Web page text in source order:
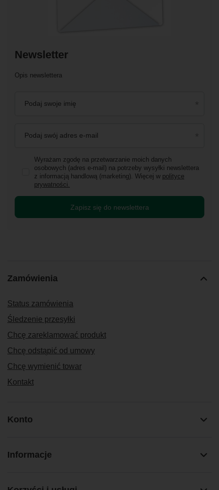
Newsletter
Opis newslettera
Podaj swoje imię
Podaj swój adres e-mail
Wyrażam zgodę na przetwarzanie moich danych
osobowych (adres e-mail) na potrzeby wysyłki newslettera
z informacją handlową (marketing). Więcej w polityce
prywatności.
Zapisz się do newslettera
Zamówienia
Status zamówienia
Śledzenie przesyłki
Chcę zareklamować produkt
Chcę odstąpić od umowy
Chcę wymienić towar
Kontakt
Konto
Informacje